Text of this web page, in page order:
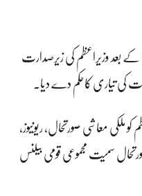
بعد وزیراعظم کی زیرصدارت
کی تیاری کاحکم دے دیا.
ملکی معاشی صورتحال، ریونیوز،
سمیت مجموعی قومی بیلنس